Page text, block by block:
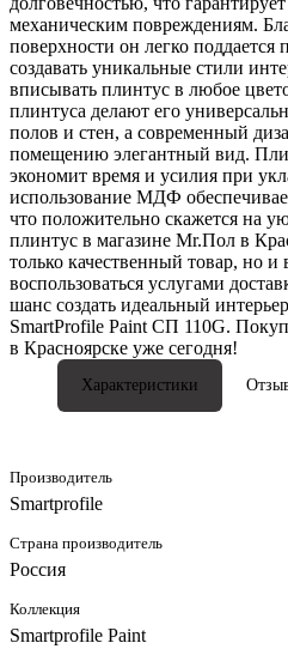
механическим повреждениям.
поверхности он легко поддается
создавать уникальные стили
вписывать плинтус в любое
плинтуса делают его
полов и стен, а современный
помещению элегантный вид.
экономит время и усилия при
использование МДФ
что положительно скажется на
плинтус в магазине Mr.Пол в
только качественный товар, но и
воспользоваться услугами
шанс создать идеальный
SmartProfile Paint СП 110G.
в Красноярске уже сегодня!
Характеристики
Производитель
Smartprofile
Страна производитель
Россия
Коллекция
Smartprofile Paint